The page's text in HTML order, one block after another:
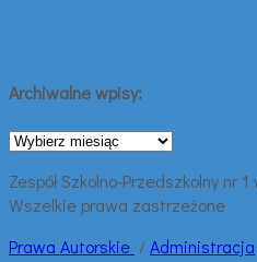
Archiwalne wpisy:
Archiwalne
Zespół Szkolno-Przedszkolny nr
Wszelkie prawa zastrzeżone
Prawa Autorskie /Administracja